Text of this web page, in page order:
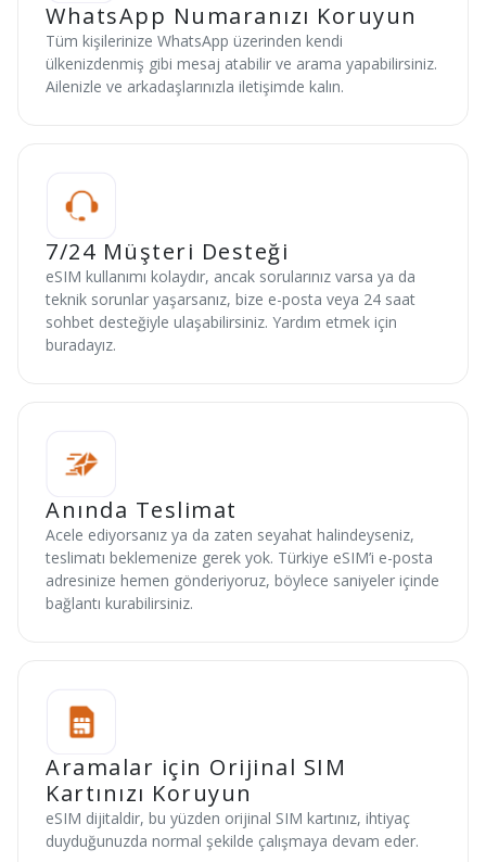
WhatsApp Numaranızı Koruyun
Tüm kişilerinize WhatsApp üzerinden kendi
ülkenizdenmiş gibi mesaj atabilir ve arama yapabilirsiniz.
Ailenizle ve arkadaşlarınızla iletişimde kalın.
7/24 Müşteri Desteği
eSIM kullanımı kolaydır, ancak sorularınız varsa ya da
teknik sorunlar yaşarsanız, bize e-posta veya 24 saat
sohbet desteğiyle ulaşabilirsiniz. Yardım etmek için
buradayız.
Anında Teslimat
Acele ediyorsanız ya da zaten seyahat halindeyseniz,
teslimatı beklemenize gerek yok. Türkiye eSIM’i e-posta
adresinize hemen gönderiyoruz, böylece saniyeler içinde
bağlantı kurabilirsiniz.
Aramalar için Orijinal SIM
Kartınızı Koruyun
eSIM dijitaldir, bu yüzden orijinal SIM kartınız, ihtiyaç
duyduğunuzda normal şekilde çalışmaya devam eder.